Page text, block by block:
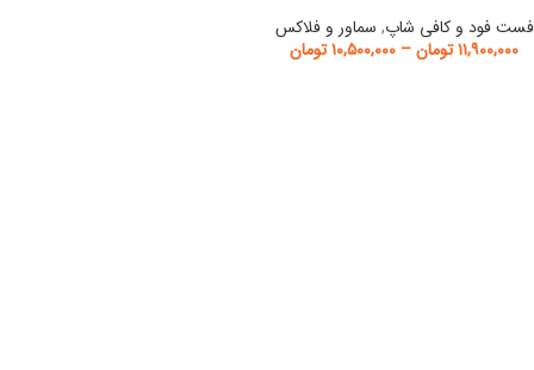
فست فود و کافی شاپ, سماور و فلاکس
۱۱,۹۰۰,۰۰۰ تومان – ۱۰,۵۰۰,۰۰۰ تومان